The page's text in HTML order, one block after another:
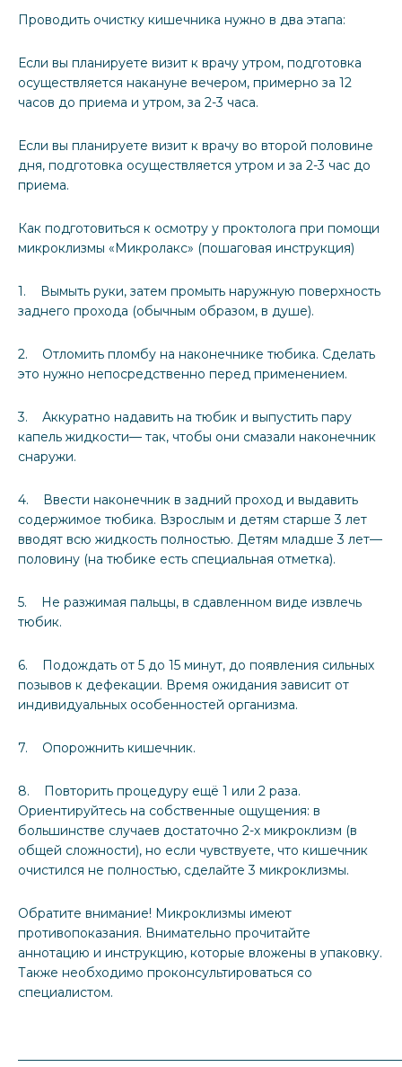
Проводить очистку кишечника нужно в два этапа:
Если вы планируете визит к врачу утром, подготовка
осуществляется накануне вечером, примерно за 12
часов до приема и утром, за 2-3 часа.
Если вы планируете визит к врачу во второй половине
дня, подготовка осуществляется утром и за 2-3 час до
приема.
Как подготовиться к осмотру у проктолога при помощи
микроклизмы «Микролакс» (пошаговая инструкция)
1. Вымыть руки, затем промыть наружную поверхность
заднего прохода (обычным образом, в душе).
2. Отломить пломбу на наконечнике тюбика. Сделать
это нужно непосредственно перед применением.
3. Аккуратно надавить на тюбик и выпустить пару
капель жидкости— так, чтобы они смазали наконечник
снаружи.
4. Ввести наконечник в задний проход и выдавить
содержимое тюбика. Взрослым и детям старше 3 лет
вводят всю жидкость полностью. Детям младше 3 лет—
половину (на тюбике есть специальная отметка).
5. Не разжимая пальцы, в сдавленном виде извлечь
тюбик.
6. Подождать от 5 до 15 минут, до появления сильных
позывов к дефекации. Время ожидания зависит от
индивидуальных особенностей организма.
7. Опорожнить кишечник.
8. Повторить процедуру ещё 1 или 2 раза.
Ориентируйтесь на собственные ощущения: в
большинстве случаев достаточно 2-х микроклизм (в
общей сложности), но если чувствуете, что кишечник
очистился не полностью, сделайте 3 микроклизмы.
Обратите внимание! Микроклизмы имеют
противопоказания. Внимательно прочитайте
аннотацию и инструкцию, которые вложены в упаковку.
Также необходимо проконсультироваться со
специалистом.